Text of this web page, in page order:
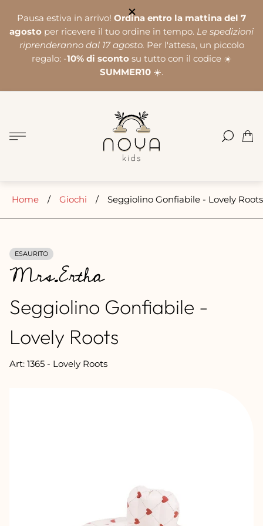
Pausa estiva in arrivo! Ordina entro la mattina del 7
agosto per ricevere il tuo ordine in tempo. Le spedizioni
riprenderanno dal 17 agosto. Per l'attesa, un piccolo
regalo: -10% di scontosu tutto con il codice ☀️
SUMMER10 ☀️.
del
negozio"
Home / Giochi / Seggiolino Gonfiabile - Lovely Roots
ETICHETTA
DEL
PRODOTTO:
ESAURITO
Mrs.Ertha
Seggiolino Gonfiabile -
Lovely Roots
Art: 1365 - Lovely Roots